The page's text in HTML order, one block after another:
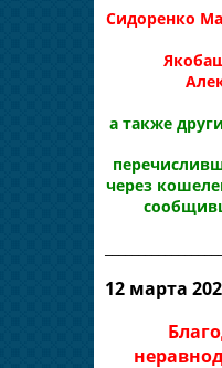
Сидоренко
а также
через
12 марта